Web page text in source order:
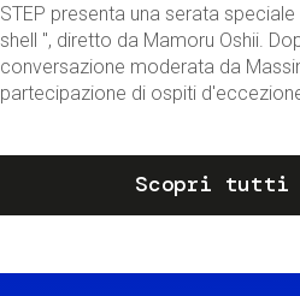
STEP presenta una serata
shell ", diretto da Mamoru Oshii.
conversazione moderata da
partecipazione di ospiti
Scopri